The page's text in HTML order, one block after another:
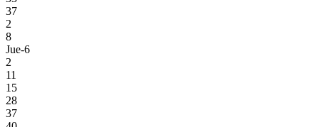
37
2
8
Jue-6
2
11
15
28
37